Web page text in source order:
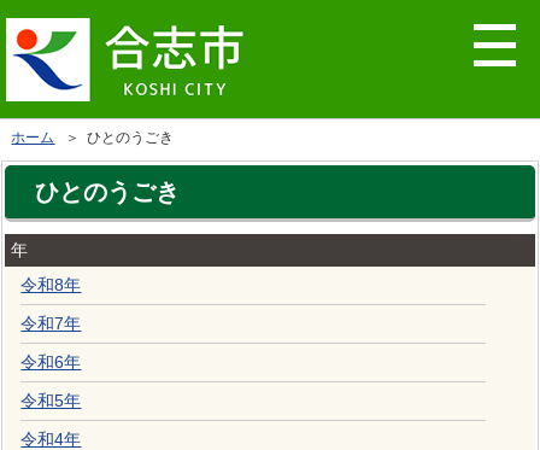
ホーム ＞ ひとのうごき
ひとのうごき
年
令和8年
令和7年
令和6年
令和5年
令和4年